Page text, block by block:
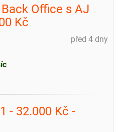
Office s AJ
Kč
před 4 dny
- 32.000 Kč -